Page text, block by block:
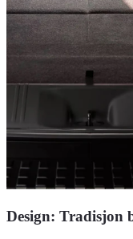
Design: Tradisjon